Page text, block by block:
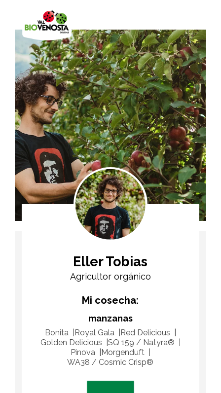
Eller Tobias
Agricultor orgánico
Mi cosecha:
manzanas
Bonita Royal Gala
Red Delicious
Golden Delicious
SQ 159 / Natyra®
Pinova
Morgenduft
WA38 / Cosmic Crisp®